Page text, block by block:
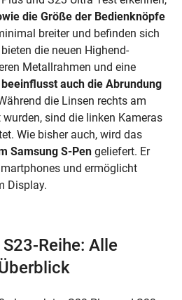
die Größe der Bedienknöpfe
breiter und befinden sich
die neuen Highend-
Metallrahmen und eine
beeinflusst auch die Abrundung
die Linsen rechts am
sind die linken Kameras
Wie bisher auch, wird das
Samsung S-Pen geliefert. Er
und ermöglicht
Display.
Reihe: Alle